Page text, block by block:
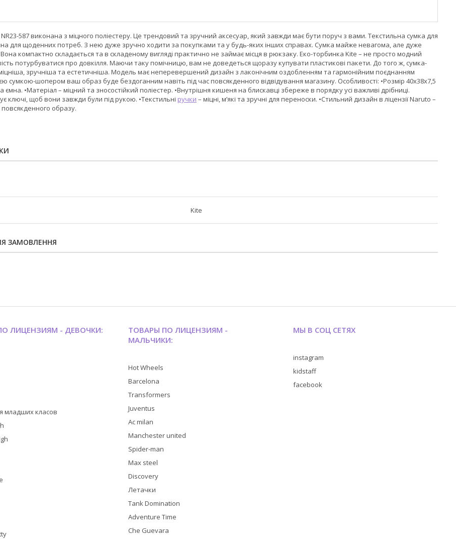
587 виконана з міцного поліестеру. Це трендовий та зручний аксесуар, який завжди має бути поруч з вами. Текстильна сумка для
для щоденних потреб. З нею дуже зручно ходити за покупками та у будь-яких інших справах. Сумка майже невагома, але дуже
компактно складається та в складеному вигляді практично не займає місця в рюкзаку. Еко-торбинка Kite – не просто модний
потурбуватися про довкілля. Маючи таку помічницю, вам не доведеться щоразу купувати пластикові пакети. До того ж, сумка-
зручніша та естетичніша. Модель має неперевершений дизайн з лаконічним оздобленням та гармонійним поєднанням
сумкою-шопером ваш образ буде бездоганним навіть під час повсякденного відвідування магазину. Особливості: •Розмір 40х38х7,5
ємна. •Матеріал – міцний та зносостійкий поліестер. •Внутрішня кишеня на блискавці збереже в порядку усі важливі дрібниці.
ключі, щоб вони завжди були під рукою. •Текстильні ручки – міцні, м’які та зручні для переноски. •Стильний дизайн в ліцензії Naruto –
образу.
Kite
ЗАМОВЛЕННЯ
ЛИЦЕНЗИЯМ - ДЕВОЧКИ:
младших класов
ТОВАРЫ ПО ЛИЦЕНЗИЯМ -
МАЛЬЧИКИ:
Hot Wheels
Barcelona
Transformers
Juventus
Ac milan
Manchester united
Spider-man
Max steel
Discovery
Летачки
Tank Domination
Adventure Time
Che Guevara
МЫ В СОЦ СЕТЯХ
instagram
kidstaff
facebook